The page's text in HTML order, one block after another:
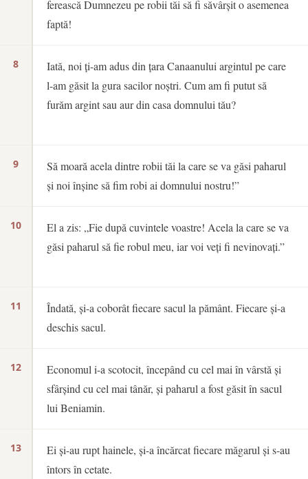
8
9
10
11
12
13
ferească Dumnezeu pe robii tăi să fi săvârșit o asemenea
faptă!
Iată, noi ți-am adus din țara Canaanului argintul pe care
l-am găsit la gura sacilor noștri. Cum am fi putut să
furăm argint sau aur din casa domnului tău?
Să moară acela dintre robii tăi la care se va găsi paharul
și noi înșine să fim robi ai domnului nostru!”
El a zis: „Fie după cuvintele voastre! Acela la care se va
găsi paharul să fie robul meu, iar voi veți fi nevinovați.”
Îndată, și-a coborât fiecare sacul la pământ. Fiecare și-a
deschis sacul.
Economul i-a scotocit, începând cu cel mai în vârstă și
sfârșind cu cel mai tânăr, și paharul a fost găsit în sacul
lui Beniamin.
Ei și-au rupt hainele, și-a încărcat fiecare măgarul și s-au
întors în cetate.